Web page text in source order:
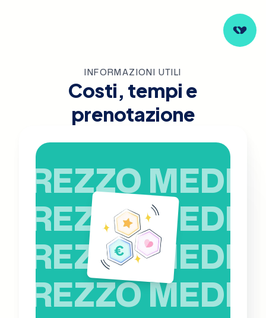
INFORMAZIONI UTILI
Costi, tempi e
prenotazione
PREZZO MEDIO
PREZZO MEDIO
PREZZO MEDIO
PREZZO MEDIO